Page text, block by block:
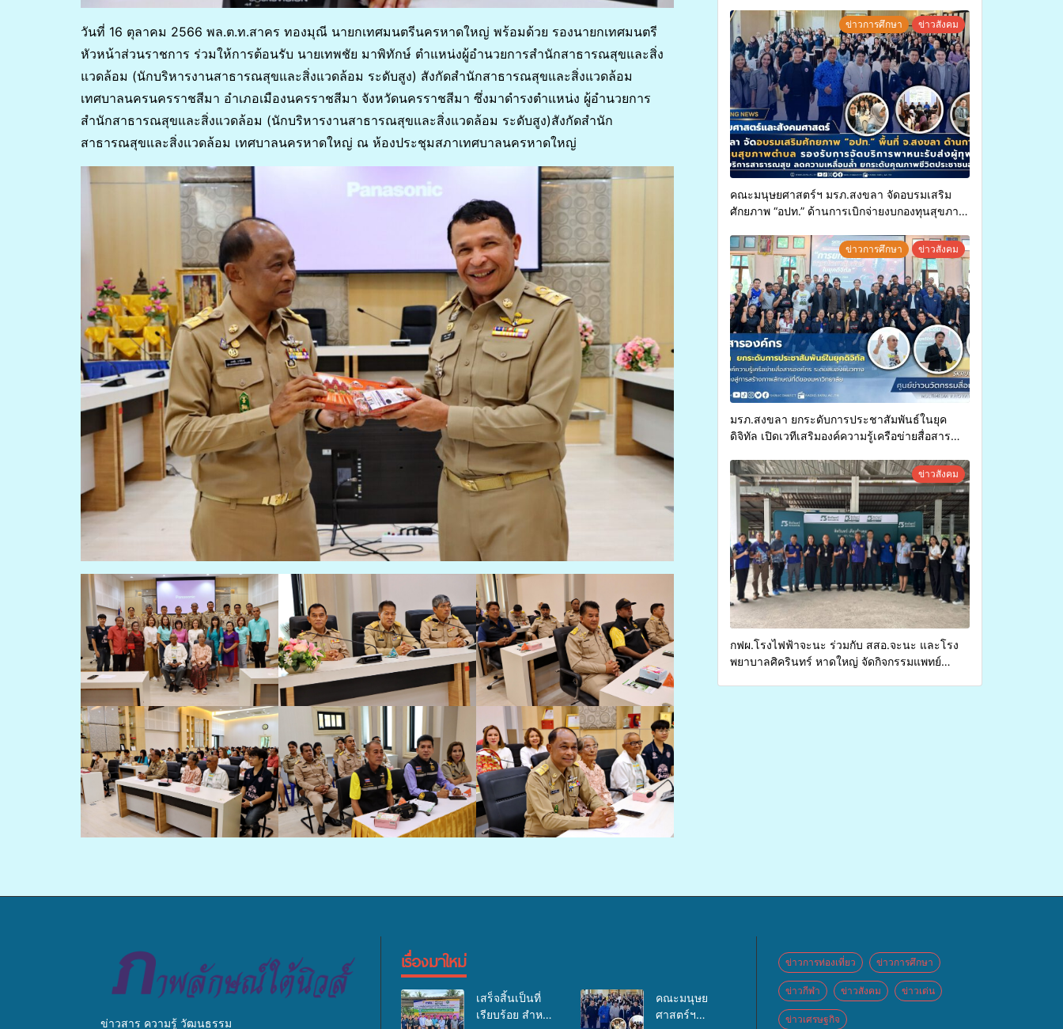
วันที่ 16 ตุลาคม 2566 พล.ต.ท.สาคร ทองมุณี นายกเทศมนตรีนครหาดใหญ่ พร้อมด้วย รองนายกเทศมนตรี
หัวหน้าส่วนราชการ ร่วมให้การต้อนรับ นายเทพชัย มาพิทักษ์ ตำแหน่งผู้อำนวยการสำนักสาธารณสุขและสิ่ง
แวดล้อม (นักบริหารงานสาธารณสุขและสิ่งแวดล้อม ระดับสูง) สังกัดสำนักสาธารณสุขและสิ่งแวดล้อม
เทศบาลนครนครราชสีมา อำเภอเมืองนครราชสีมา จังหวัดนครราชสีมา ซึ่งมาดำรงตำแหน่ง ผู้อำนวยการ
สำนักสาธารณสุขและสิ่งแวดล้อม (นักบริหารงานสาธารณสุขและสิ่งแวดล้อม ระดับสูง)สังกัดสำนัก
สาธารณสุขและสิ่งแวดล้อม เทศบาลนครหาดใหญ่ ณ ห้องประชุมสภาเทศบาลนครหาดใหญ่
ข่าวการศึกษา ข่าวสังคม
คณะมนุษยศาสตร์ฯ มรภ.สงขลา จัดอบรมเสริม
ศักยภาพ “อปท.” ด้านการเบิกจ่ายงบกองทุนสุขภาพ
ทุพพลภาพเพื่อเข้ารับบริการสาธารณสุข ลดความ
เหลื่อมล้ำ ยกระดับคุณภาพชีวิตประชาชนอย่าง
ยั่งยืน
ข่าวการศึกษา ข่าวสังคม
มรภ.สงขลา ยกระดับการประชาสัมพันธ์ในยุค
ดิจิทัล เปิดเวทีเสริมองค์ความรู้เครือข่ายสื่อสาร
การสร้างภาพลักษณ์ที่ดีของมหาวิทยาลัยข่าวสังคม
กฟผ.โรงไฟฟ้าจะนะ ร่วมกับ สสอ.จะนะ และโรง
พยาบาลศิครินทร์ หาดใหญ่ จัดกิจกรรมแพทย์
ข่าวสาร ความรู้ วัฒนธรรม
เรื่องมาใหม่
เสร็จสิ้นเป็นที่
เรียบร้อย สำหรับ
คณะมนุษย
ศาสตร์ฯ
ข่าวการท่องเที่ยว ข่าวการศึกษา
ข่าวกีฬา ข่าวสังคม ข่าวเด่น
ข่าวเศรษฐกิจ